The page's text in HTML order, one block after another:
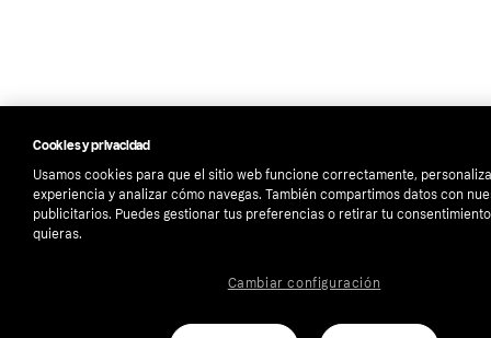
Cookies y privacidad
Usamos cookies para que el sitio web funcione correctamente,
experiencia y analizar cómo navegas. También compartimos datos con
publicitarios. Puedes gestionar tus preferencias o retirar tu
quieras.
Cambiar configuración